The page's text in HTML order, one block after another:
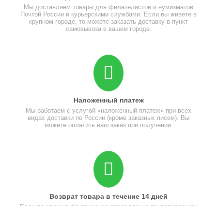
Мы доставляем товары для филателистов и нумизматов
Почтой России и курьерскими службами. Если вы живете в
крупном городе, то можете заказать доставку в пункт
самовывоза в вашем городе.
Наложенный платеж
Мы работаем с услугой «наложенный платеж» при всех
видах доставки по России (кроме заказных писем). Вы
можете оплатить ваш заказ при получении.
Возврат товара в течение 14 дней